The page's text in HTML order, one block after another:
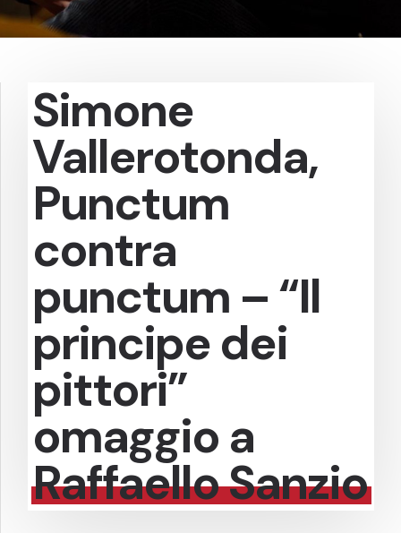
Simone
Vallerotonda,
Punctum
contra
punctum – “Il
principe dei
pittori”
omaggio a
Raffaello Sanzio